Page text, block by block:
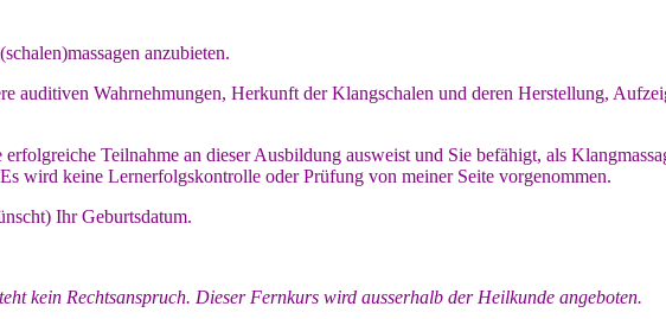
anzubieten.
auditiven Wahrnehmungen, Herkunft der Klangschalen und deren Herstellung,
Teilnahme an dieser Ausbildung ausweist und Sie befähigt, als
wird keine Lernerfolgskontrolle oder Prüfung von meiner Seite vorgenommen.
Ihr Geburtsdatum.
kein Rechtsanspruch. Dieser Fernkurs wird ausserhalb der Heilkunde angeboten.